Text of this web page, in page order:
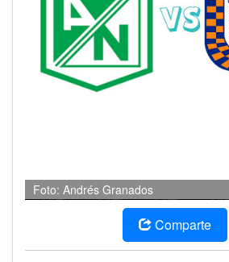
Foto: Andrés Granados
Comparte